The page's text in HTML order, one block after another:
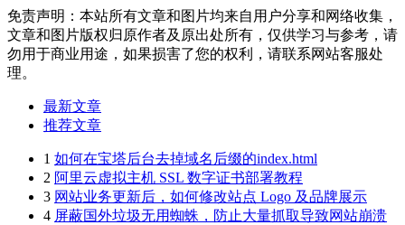
免责声明：本站所有文章和图片均来自用户分享和网络收集，
文章和图片版权归原作者及原出处所有，仅供学习与参考，请
勿用于商业用途，如果损害了您的权利，请联系网站客服处
理。
最新文章
推荐文章
1 如何在宝塔后台去掉域名后缀的index.html
2 阿里云虚拟主机 SSL 数字证书部署教程
3 网站业务更新后，如何修改站点 Logo 及品牌展示
4 屏蔽国外垃圾无用蜘蛛，防止大量抓取导致网站崩溃